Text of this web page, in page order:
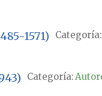
1571) Categoría:
Categoría: